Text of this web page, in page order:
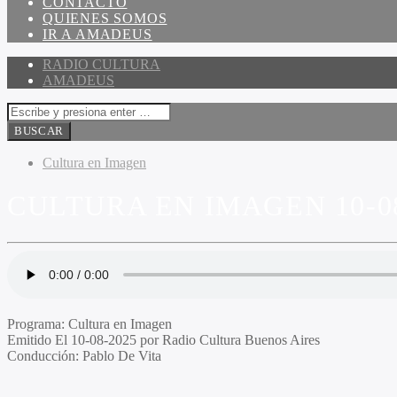
QUIENES SOMOS
IR A AMADEUS
RADIO CULTURA
AMADEUS
Cultura en Imagen
Programa: Cultura en Imagen
Emitido El 10-08-2025 por Radio Cultura Buenos Aires
Conducción: Pablo De Vita